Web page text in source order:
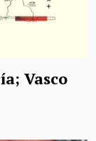
Vasco